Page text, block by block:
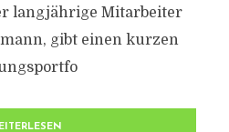
langjährige Mitarbeiter
gibt einen kurzen